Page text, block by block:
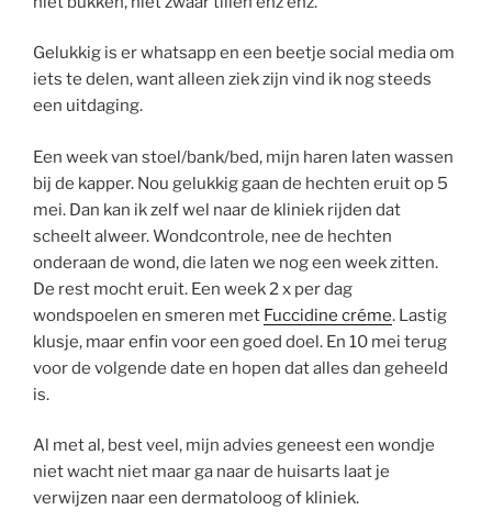
Gelukkig is er whatsapp en een beetje social media om
iets te delen, want alleen ziek zijn vind ik nog steeds
een uitdaging.
Een week van stoel/bank/bed, mijn haren laten wassen
bij de kapper. Nou gelukkig gaan de hechten eruit op 5
mei. Dan kan ik zelf wel naar de kliniek rijden dat
scheelt alweer. Wondcontrole, nee de hechten
onderaan de wond, die laten we nog een week zitten.
De rest mocht eruit. Een week 2 x per dag
wondspoelen en smeren met Fuccidine créme. Lastig
klusje, maar enfin voor een goed doel. En 10 mei terug
voor de volgende date en hopen dat alles dan geheeld
is.
Al met al, best veel, mijn advies geneest een wondje
niet wacht niet maar ga naar de huisarts laat je
verwijzen naar een dermatoloog of kliniek.